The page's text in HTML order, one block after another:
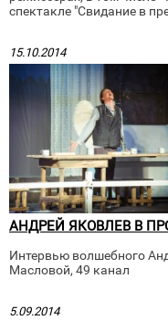
спектакле "Свидание в
15.10.2014
АНДРЕЙ ЯКОВЛЕВ В
Интервью волшебного
Масловой, 49 канал
5.09.2014